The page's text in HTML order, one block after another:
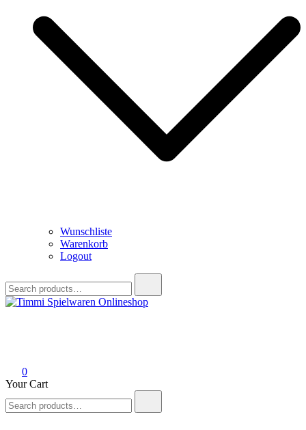
Wunschliste
Warenkorb
Logout
for:
0
Your Cart
for: